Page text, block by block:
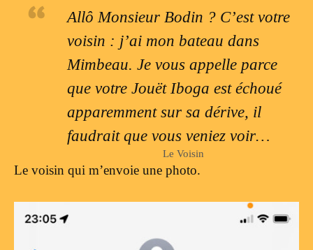
Allô Monsieur Bodin ? C’est votre
voisin : j’ai mon bateau dans
Mimbeau. Je vous appelle parce
que votre Jouët Iboga est échoué
apparemment sur sa dérive, il
faudrait que vous veniez voir…
Le Voisin
Le voisin qui m’envoie une photo.